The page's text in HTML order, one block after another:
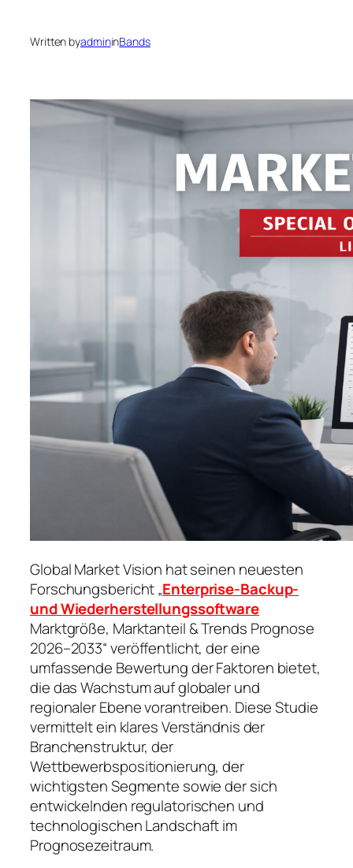
Written byadmininBands
Global Market Vision hat seinen neuesten
Forschungsbericht „Enterprise-Backup-
und Wiederherstellungssoftware
Marktgröße, Marktanteil & Trends Prognose
2026–2033“ veröffentlicht, der eine
umfassende Bewertung der Faktoren bietet,
die das Wachstum auf globaler und
regionaler Ebene vorantreiben. Diese Studie
vermittelt ein klares Verständnis der
Branchenstruktur, der
Wettbewerbspositionierung, der
wichtigsten Segmente sowie der sich
entwickelnden regulatorischen und
technologischen Landschaft im
Prognosezeitraum.